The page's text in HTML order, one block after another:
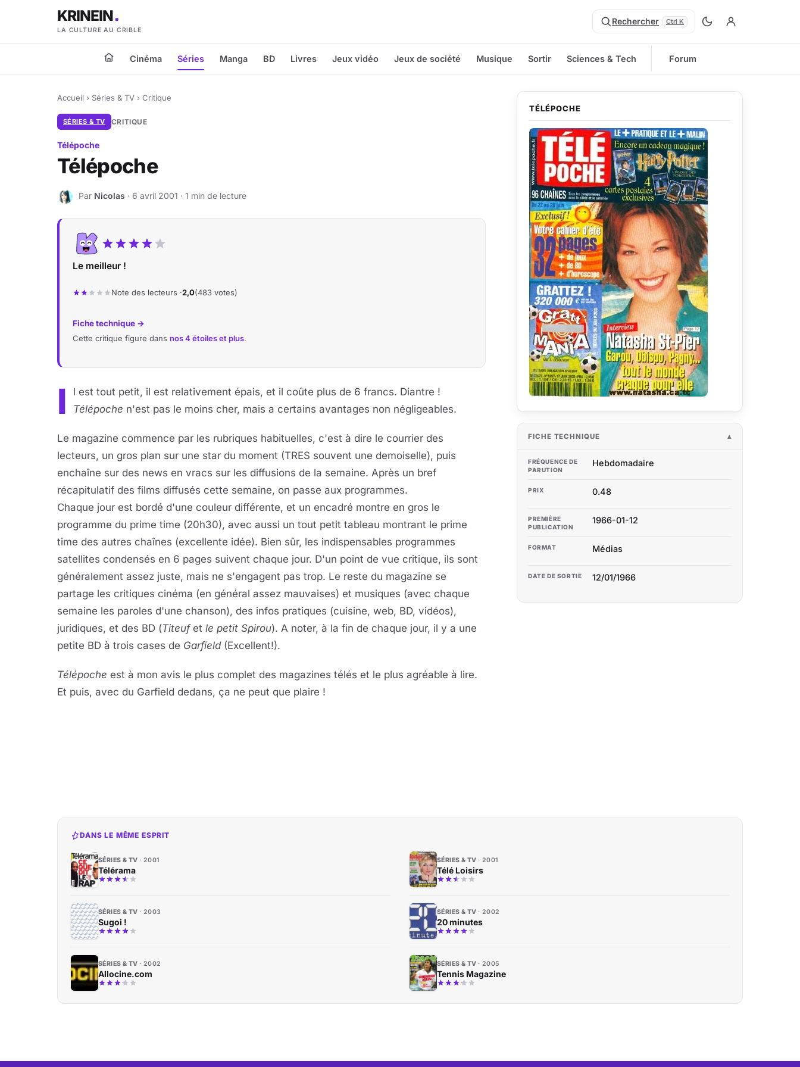
KRINEIN
LA CULTURE AU CRIBLE
Rechercher Ctrl K
Cinéma Séries Manga BD Livres Jeux vidéo Jeux de société Musique Sortir Sciences & Tech Forum
Accueil › Séries & TV › Critique
SÉRIES & TV CRITIQUE
Télépoche
Télépoche
N Par Nicolas · 6 avril 2001 · 1 min de lecture
Le meilleur !
Note des lecteurs ·2,0(483 votes)
Fiche technique →
Cette critique figure dans nos 4 étoiles et plus.
I
l est tout petit, il est relativement épais, et il coûte plus de 6 francs. Diantre !
Télépoche n'est pas le moins cher, mais a certains avantages non négligeables.
Le magazine commence par les rubriques habituelles, c'est à dire le courrier des
lecteurs, un gros plan sur une star du moment (TRES souvent une demoiselle), puis
enchaîne sur des news en vracs sur les diffusions de la semaine. Après un bref
récapitulatif des films diffusés cette semaine, on passe aux programmes.
Chaque jour est bordé d'une couleur différente, et un encadré montre en gros le
programme du prime time (20h30), avec aussi un tout petit tableau montrant le prime
time des autres chaînes (excellente idée). Bien sûr, les indispensables programmes
satellites condensés en 6 pages suivent chaque jour. D'un point de vue critique, ils sont
généralement assez juste, mais ne s'engagent pas trop. Le reste du magazine se
partage les critiques cinéma (en général assez mauvaises) et musiques (avec chaque
semaine les paroles d'une chanson), des infos pratiques (cuisine, web, BD, vidéos),
juridiques, et des BD (Titeufet le petit Spirou). A noter, à la fin de chaque jour, il y a une
petite BD à trois cases de Garfield(Excellent!).
Télépoche est à mon avis le plus complet des magazines télés et le plus agréable à lire.
Et puis, avec du Garfield dedans, ça ne peut que plaire !
TÉLÉPOCHE
FICHE TECHNIQUE
FRÉQUENCE DE
PARUTION
Hebdomadaire
PRIX 0.48
PREMIÈRE
PUBLICATION
1966-01-12
FORMAT Médias
DATE DE SORTIE 12/01/1966
DANS LE MÊME ESPRIT
SÉRIES & TV 2001
Télérama
SÉRIES & TV 2001
Télé Loisirs
SÉRIES & TV 2003
Sugoi !
SÉRIES & TV 2002
20 minutes
SÉRIES & TV 2002
Allocine.com
SÉRIES & TV 2005
Tennis Magazine